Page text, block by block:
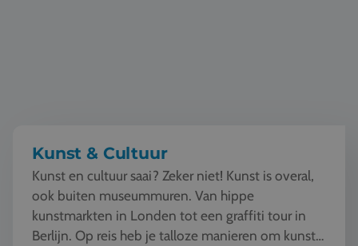
Kunst & Cultuur
Kunst en cultuur saai? Zeker niet! Kunst is overal,
ook buiten museummuren. Van hippe
kunstmarkten in Londen tot een graffiti tour in
Berlijn. Op reis heb je talloze manieren om kunst